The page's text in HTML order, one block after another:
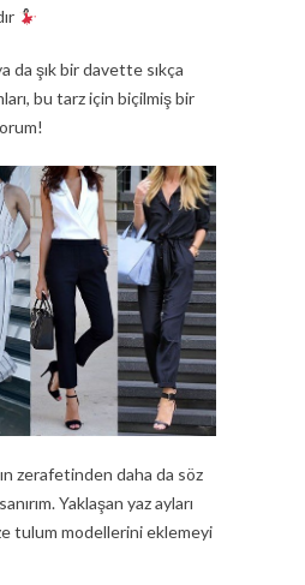
da şık bir davette sıkça
bu tarz için biçilmiş bir
zerafetinden daha da söz
Yaklaşan yaz ayları
tulum modellerini eklemeyi